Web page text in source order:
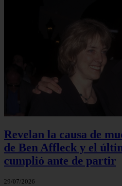
Revelan la causa de
de Ben Affleck y el
cumplió ante de partir
29/07/2026